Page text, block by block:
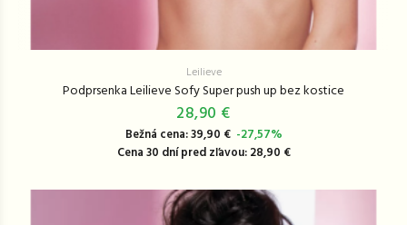
Leilieve
Podprsenka Leilieve Sofy Super push up bez kostice
28,90 €
Bežná cena: 39,90 € -27,57%
Cena 30 dní pred zľavou: 28,90 €